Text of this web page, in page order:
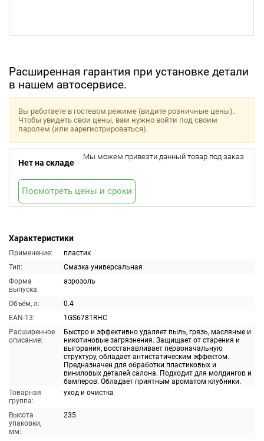
Расширенная гарантия при установке детали
в нашем автосервисе.
Характеристики
Применение:
пластик
Тип:
Смазка универсальная
Форма
выпуска:
аэрозоль
Объём, л:
0.4
EAN-13:
1GS6781RHC
Расширенное
описание:
Быстро и эффективно удаляет пыль, грязь, масляные и
никотиновые загрязнения. Защищает от старения и
выгорания, восстанавливает первоначальную
структуру, обладает антистатическим эффектом.
Предназначен для обработки пластиковых и
виниловых деталей салона. Подходит для молдингов и
бамперов. Обладает приятным ароматом клубники.
Товарная
группа:
уход и очистка
Высота
упаковки,
мм:
235
Вы работаете в гостевом режиме (видите розничные цены).
Чтобы увидеть свои цены, вам нужно войти под своим
паролем (или зарегистрироваться).
Нет на складе
Мы можем привезти данный товар под заказ.
Посмотреть цены и сроки